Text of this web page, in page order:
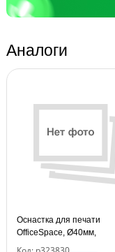
Аналоги
Оснастка для печати
OfficeSpace, Ø40мм,